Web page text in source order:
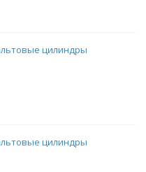
цилиндры
цилиндры